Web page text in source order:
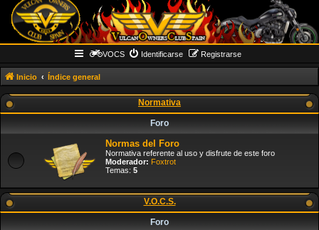
VOCS Identificarse Registrarse
Inicio Índice general
Normativa
Foro
Normas del Foro
Normativa referente al uso y disfrute de este foro
Moderador: Foxtrot
Temas: 5
V.O.C.S.
Foro